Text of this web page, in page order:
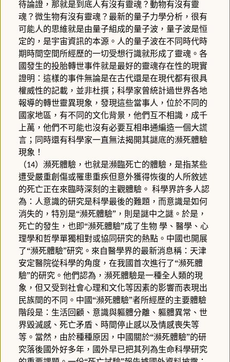
待論證，那就是到底人有沒有靈魂？動物有沒有靈
魂？微生物有沒有靈魂？最新的量子力學分析，很有
可能人的思維就是由量子組成的量子波，量子波是恒
定的，是宇宙資訊的本源。人的量子波在不同時代時
期時間空間所經歷的一切受想行識就形成了靈魂。各
國發生的投胎轉世事件就是最好的靈魂存在性的現實
證明：這樣的事件無論是在古代還是在現代都有很具
權威性的記載，並非杜撰；科學家曾統計過世界各地
報導的轉世靈異現象，發現這些當事人，位於不同的
國家地區，有不同的文化背景，他們互不相識，成千
上萬，他們不可能也沒有必要互相串通編造一個大謊
言；同時還有科學家一直無法揭開其謎底的瀕死體驗
現象！
（14）瀕死體驗，也就是瀕臨死亡的體驗，是指某些
遭受嚴重創傷或罹患重疾但意外獲得恢復的人所敘述
的死亡正在來臨時深刻的主觀體驗。 科學界許多人認
為：人意識的研究是科學最後的難題，而意識是如何
消失的，特別是“瀕死體驗”，則是謎中之謎。於是，
死亡的發生，也即“瀕死體驗”成了生物 學、醫學、心
理學和哲學單獨相對或協同研究的熱點。中國也開展
了“瀕死體驗”研究。來自醫學界的最新消息稱：天津
安定醫院從科學的角度，在我國首次進行了“瀕死體
驗”的研究。他們認為，瀕死體驗是一種全人類的現
象，但又受到社會心理和文化等因素的影響而表現出
民族間的不同。中國“瀕死體驗”者所經歷的主要體驗
階段是：生活回顧、意識與軀體分離、軀體異常、世
界毀滅感、死亡矛盾、時間停止感以及情感喪失等
等。當然，由於種種原因，中國關於“瀕死體驗”的研
究落後國外好多年，國外早已把其列為生命科學研究